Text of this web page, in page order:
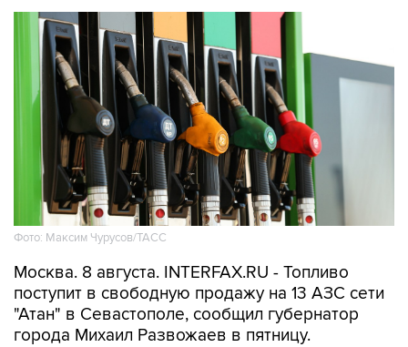
Фото: Максим Чурусов/ТАСС
Москва. 8 августа. INTERFAX.RU - Топливо
поступит в свободную продажу на 13 АЗС сети
"Атан" в Севастополе, сообщил губернатор
города Михаил Развожаев в пятницу.